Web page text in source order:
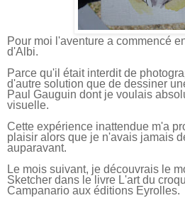
Pour moi l'aventure a commencé
d'Albi.
Parce qu'il était interdit de
d'autre solution que de dessiner
Paul Gauguin dont je voulais
visuelle.
Cette expérience inattendue m'a
plaisir alors que je n'avais jamais
auparavant.
Le mois suivant, je découvrais le
Sketcher dans le livre L'art du
Campanario aux éditions Eyrolles.